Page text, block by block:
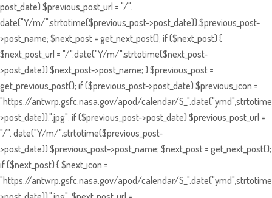
post_date) $previous_post_url = "/".
date("Y/m/",strtotime($previous_post->post_date)).$previous_post-
>post_name; $next_post = get_next_post(); if ($next_post) {
$next_post_url = "/".date("Y/m/",strtotime($next_post-
>post_date)).$next_post->post_name; } $previous_post =
get_previous_post(); if ($previous_post->post_date) $previous_icon =
"https://antwrp.gsfc.nasa.gov/apod/calendar/
>post_date)).".jpg"; if ($previous_post->post_date) $previous_post_url =
"/". date("Y/m/",strtotime($previous_post-
>post_date)).$previous_post->post_name; $next_post = get_next_post();
if ($next_post) { $next_icon =
"https://antwrp.gsfc.nasa.gov/apod/calendar/